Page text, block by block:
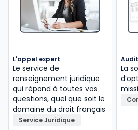
L'appel expert
Le service de
renseignement juridique
qui répond à toutes vos
questions, quel que soit le
domaine du droit français
Service Juridique
La